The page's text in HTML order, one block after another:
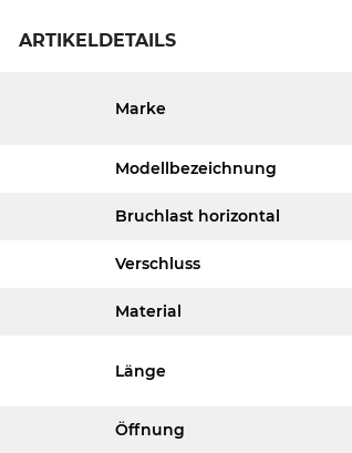
ARTIKELDETAILS
Marke
Modellbezeichnung
Bruchlast horizontal
Verschluss
Material
Länge
Öffnung